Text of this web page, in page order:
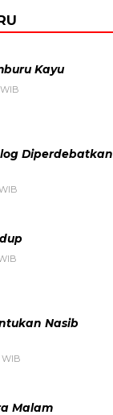
Kayu
Diperdebatkan
Nasib
WIB
Malam